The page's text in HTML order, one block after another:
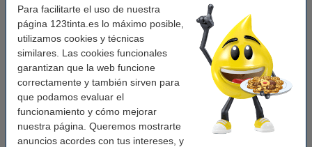
Para facilitarte el uso de nuestra
página 123tinta.es lo máximo posible,
utilizamos cookies y técnicas
similares. Las cookies funcionales
garantizan que la web funcione
correctamente y también sirven para
que podamos evaluar el
funcionamiento y cómo mejorar
nuestra página. Queremos mostrarte
anuncios acordes con tus intereses, y
Canon 055 C toner cian (marca 123tinta)
102,50 €
Añade el color magenta
Canon 055 M toner magenta (marca 123tinta)
102,50 €